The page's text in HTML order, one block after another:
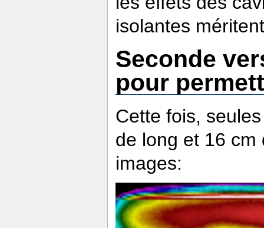
isolantes
Seconde
pour
Cette fois,
de long et 16 cm
images: